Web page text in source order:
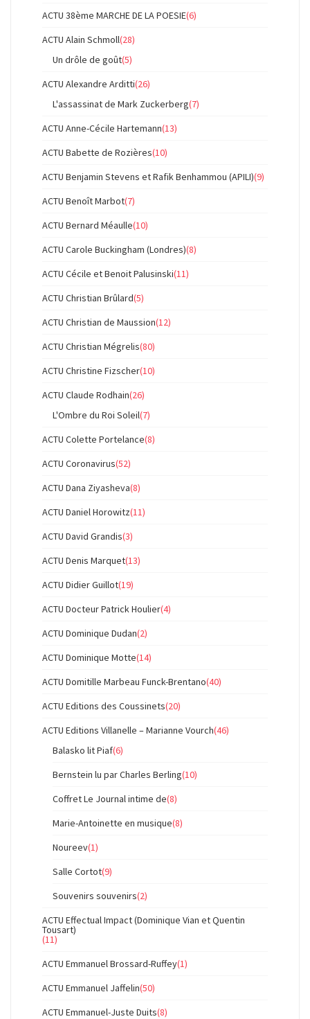
ACTU 38ème MARCHE DE LA POESIE(6)
ACTU Alain Schmoll(28)
Un drôle de goût(5)
ACTU Alexandre Arditti(26)
L'assassinat de Mark Zuckerberg(7)
ACTU Anne-Cécile Hartemann(13)
ACTU Babette de Rozières(10)
ACTU Benjamin Stevens et Rafik Benhammou (APILI)(9)
ACTU Benoît Marbot(7)
ACTU Bernard Méaulle(10)
ACTU Carole Buckingham (Londres)(8)
ACTU Cécile et Benoit Palusinski(11)
ACTU Christian Brûlard(5)
ACTU Christian de Maussion(12)
ACTU Christian Mégrelis(80)
ACTU Christine Fizscher(10)
ACTU Claude Rodhain(26)
L'Ombre du Roi Soleil(7)
ACTU Colette Portelance(8)
ACTU Coronavirus(52)
ACTU Dana Ziyasheva(8)
ACTU Daniel Horowitz(11)
ACTU David Grandis(3)
ACTU Denis Marquet(13)
ACTU Didier Guillot(19)
ACTU Docteur Patrick Houlier(4)
ACTU Dominique Dudan(2)
ACTU Dominique Motte(14)
ACTU Domitille Marbeau Funck-Brentano(40)
ACTU Editions des Coussinets(20)
ACTU Editions Villanelle – Marianne Vourch(46)
Balasko lit Piaf(6)
Bernstein lu par Charles Berling(10)
Coffret Le Journal intime de(8)
Marie-Antoinette en musique(8)
Noureev(1)
Salle Cortot(9)
Souvenirs souvenirs(2)
ACTU Effectual Impact (Dominique Vian et Quentin
Tousart)
(11)
ACTU Emmanuel Brossard-Ruffey(1)
ACTU Emmanuel Jaffelin(50)
ACTU Emmanuel-Juste Duits(8)